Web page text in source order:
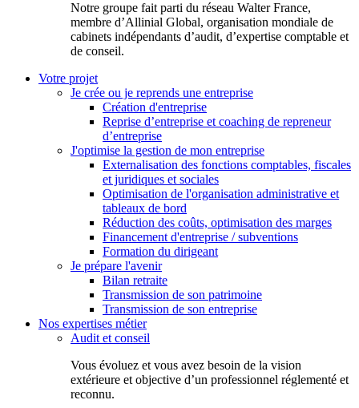
Notr​e groupe fait parti du réseau Walter France,
membre d’Allinial Global, organisation mondiale de
cabinets indépendants d’audit, d’expertise comptable et
de conseil.
Votre projet
Je crée ou je reprends une entreprise
Création d'entreprise
Reprise d’entreprise et coaching de repreneur
d’entreprise
J'optimise la gestion de mon entreprise
Externalisation des fonctions comptables, fiscales
et juridiques et sociales
Optimisation de l'organisation administrative et
tableaux de bord
Réduction des coûts, optimisation des marges
Financement d'entreprise / subventions
Formation du dirigeant
Je prépare l'avenir
Bilan retraite
Transmission de son patrimoine
Transmission de son entreprise
Nos expertises métier
Audit et conseil
Vous évoluez et vous avez besoin de la vision
extérieure et objective d’un professionnel réglementé et
reconnu.